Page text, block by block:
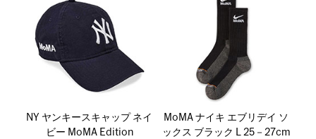
NY ヤンキースキャップ ネイ
ビー MoMA Edition
MoMA ナイキ エブリデイ ソ
ックス ブラック L 25－27cm